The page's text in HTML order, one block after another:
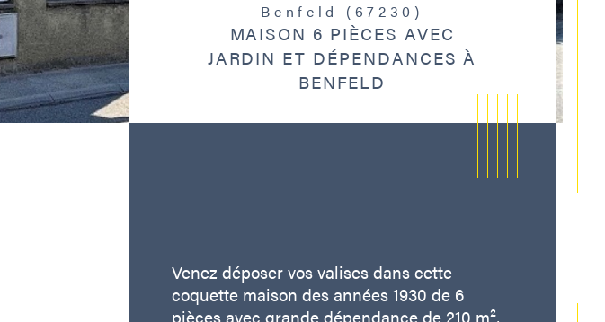
Benfeld (67230)
MAISON 6 PIÈCES AVEC
JARDIN ET DÉPENDANCES À
BENFELD
Venez déposer vos valises dans cette
coquette maison des années 1930 de 6
pièces avec grande dépendance de 210 m²,